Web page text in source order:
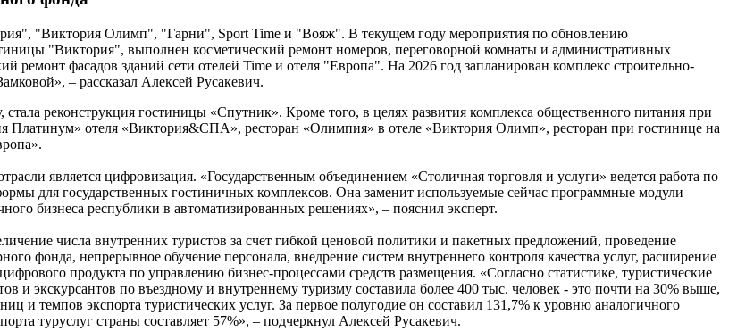
"Виктория Олимп", "Гарни", Sport Time и "Вояж". В текущем году мероприятия по обновлению
"Виктория", выполнен косметический ремонт номеров, переговорной комнаты и административных
ремонт фасадов зданий сети отелей Time и отеля "Европа". На 2026 год запланирован комплекс строительно-
– рассказал Алексей Русакевич.
реконструкция гостиницы «Спутник». Кроме того, в целях развития комплекса общественного питания при
Платинум» отеля «Виктория&СПА», ресторан «Олимпия» в отеле «Виктория Олимп», ресторан при гостинице на
является цифровизация. «Государственным объединением «Столичная торговля и услуги» ведется работа по
для государственных гостиничных комплексов. Она заменит используемые сейчас программные модули
бизнеса республики в автоматизированных решениях», – пояснил эксперт.
числа внутренних туристов за счет гибкой ценовой политики и пакетных предложений, проведение
фонда, непрерывное обучение персонала, внедрение систем внутреннего контроля качества услуг, расширение
продукта по управлению бизнес-процессами средств размещения. «Согласно статистике, туристические
и экскурсантов по въездному и внутреннему туризму составила более 400 тыс. человек - это почти на 30% выше,
и темпов экспорта туристических услуг. За первое полугодие он составил 131,7% к уровню аналогичного
туруслуг страны составляет 57%», – подчеркнул Алексей Русакевич.